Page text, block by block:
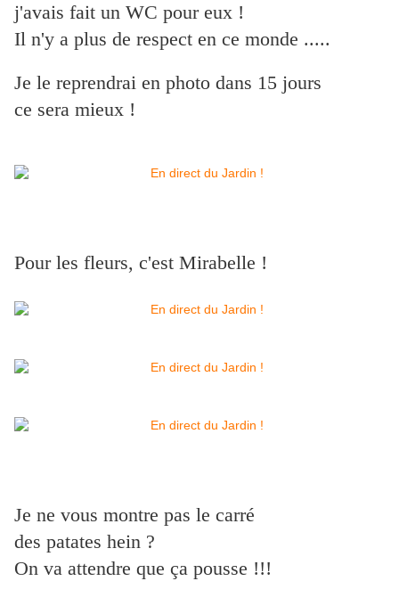
j'avais fait un WC pour eux !
Il n'y a plus de respect en ce monde .....
Je le reprendrai en photo dans 15 jours
ce sera mieux !
Pour les fleurs, c'est Mirabelle !
Je ne vous montre pas le carré
des patates hein ?
On va attendre que ça pousse !!!